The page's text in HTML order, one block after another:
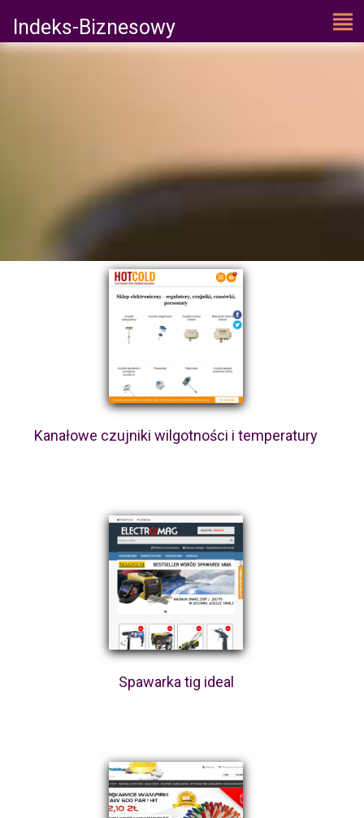
Indeks-Biznesowy
Kanałowe czujniki wilgotności i temperatury
Spawarka tig ideal